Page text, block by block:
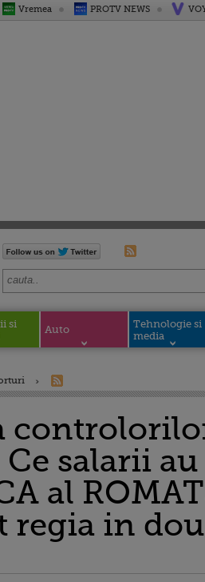
Vremea PROTV NEWS
si
Auto
Tehnologie si
media
salarii
al
regia in